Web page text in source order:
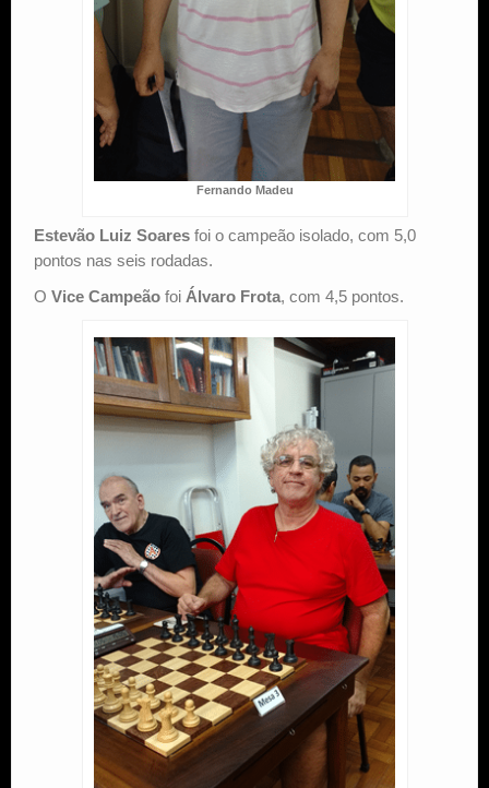
Fernando Madeu
Estevão Luiz Soares foi o campeão isolado, com 5,0
pontos nas seis rodadas.
O Vice Campeão foi Álvaro Frota, com 4,5 pontos.